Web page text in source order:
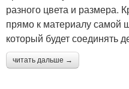
разного цвета и размера.
прямо к материалу самой
который будет соединять
читать дальше →